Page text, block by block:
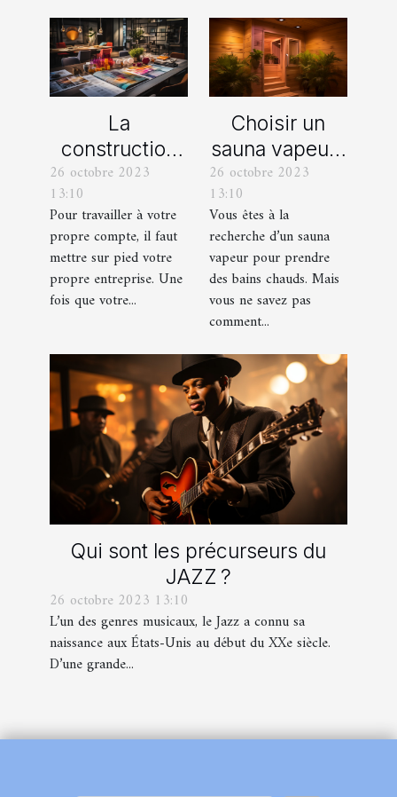
La
construction
d’une identité
d’entreprise :
que faut-il en
savoir ?
26 octobre 2023
13:10
Pour travailler à votre
propre compte, il faut
mettre sur pied votre
propre entreprise. Une
fois que votre...
Choisir un
sauna vapeur :
comment s’y
prendre ?
26 octobre 2023
13:10
Vous êtes à la
recherche d’un sauna
vapeur pour prendre
des bains chauds. Mais
vous ne savez pas
comment...
Qui sont les précurseurs du
JAZZ ?
26 octobre 2023 13:10
L’un des genres musicaux, le Jazz a connu sa
naissance aux États-Unis au début du XXe siècle.
D’une grande...